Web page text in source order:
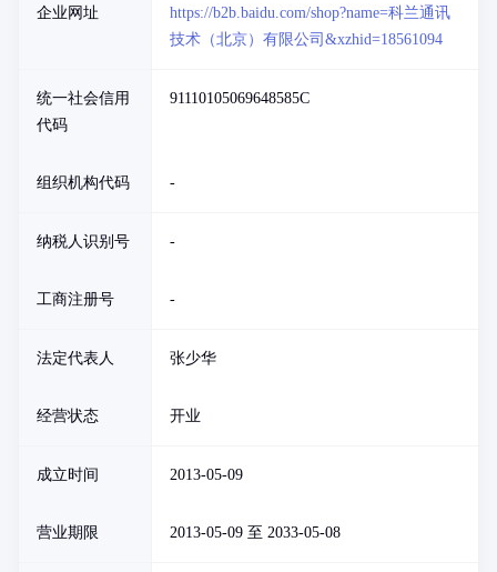
企业网址
https://b2b.baidu.com/shop?name=科兰通讯
技术（北京）有限公司&xzhid=18561094
统一社会信用
代码
91110105069648585C
组织机构代码 -
纳税人识别号 -
工商注册号 -
法定代表人 张少华
经营状态 开业
成立时间 2013-05-09
营业期限 2013-05-09 至 2033-05-08